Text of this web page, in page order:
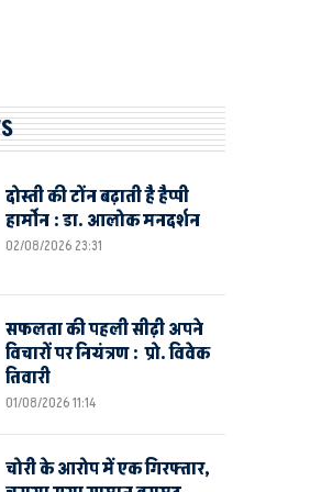
दोस्ती की टोंन बढ़ाती है हैप्पी
हार्मोन : डा. आलोक मनदर्शन
02/08/2026 23:31
सफलता की पहली सीढ़ी अपने
विचारों पर नियंत्रण : प्रो. विवेक
तिवारी
01/08/2026 11:14
चोरी के आरोप में एक गिरफ्तार,